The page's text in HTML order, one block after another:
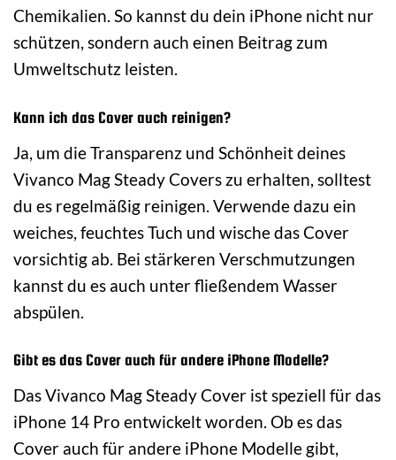
Chemikalien. So kannst du dein iPhone nicht nur
schützen, sondern auch einen Beitrag zum
Umweltschutz leisten.
Kann ich das Cover auch reinigen?
Ja, um die Transparenz und Schönheit deines
Vivanco Mag Steady Covers zu erhalten, solltest
du es regelmäßig reinigen. Verwende dazu ein
weiches, feuchtes Tuch und wische das Cover
vorsichtig ab. Bei stärkeren Verschmutzungen
kannst du es auch unter fließendem Wasser
abspülen.
Gibt es das Cover auch für andere iPhone Modelle?
Das Vivanco Mag Steady Cover ist speziell für das
iPhone 14 Pro entwickelt worden. Ob es das
Cover auch für andere iPhone Modelle gibt,